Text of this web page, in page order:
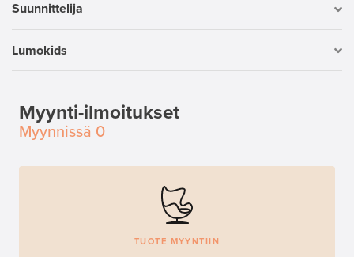
Suunnittelija
Lumokids
Myynti-ilmoitukset
Myynnissä 0
TUOTE MYYNTIIN